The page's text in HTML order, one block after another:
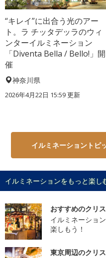
“キレイ”に出合う光のアー
ト。ラ チッタデッラのウィ
ンターイルミネーション
「Diventa Bella / Bello!」開
催
神奈川県
2026年4月22日 15:59 更新
イルミネーショントピ
イルミネーションをもっと楽し
おすすめのクリ
イルミネーショ
楽しもう！
東京周辺のクリ